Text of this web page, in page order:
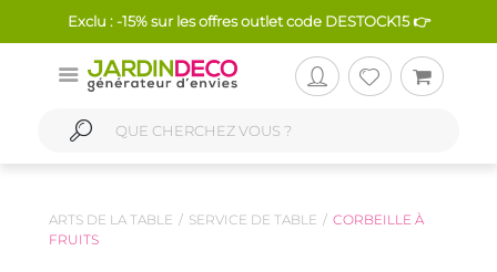
Exclu : -15% sur les offres outlet code DESTOCK15 👉
ARTS DE LA TABLE SERVICE DE TABLE
CORBEILLE À
FRUITS